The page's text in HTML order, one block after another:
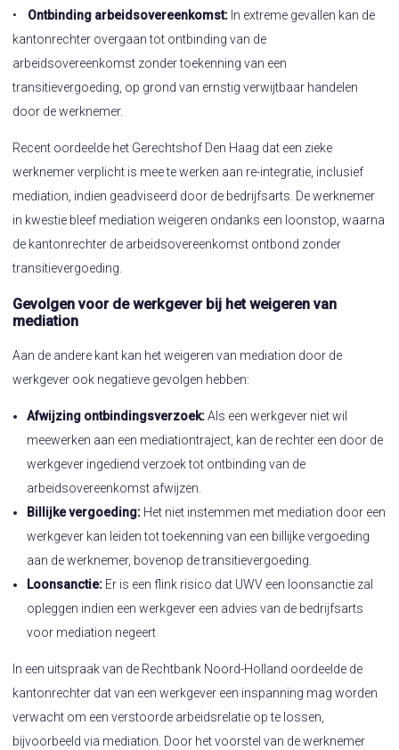
• Ontbinding arbeidsovereenkomst: In extreme gevallen kan de
kantonrechter overgaan tot ontbinding van de
arbeidsovereenkomst zonder toekenning van een
transitievergoeding, op grond van ernstig verwijtbaar handelen
door de werknemer.
Recent oordeelde het Gerechtshof Den Haag dat een zieke
werknemer verplicht is mee te werken aan re-integratie, inclusief
mediation, indien geadviseerd door de bedrijfsarts. De werknemer
in kwestie bleef mediation weigeren ondanks een loonstop, waarna
de kantonrechter de arbeidsovereenkomst ontbond zonder
transitievergoeding.
Gevolgen voor de werkgever bij het weigeren van
mediation
Aan de andere kant kan het weigeren van mediation door de
werkgever ook negatieve gevolgen hebben:
Afwijzing ontbindingsverzoek:Als een werkgever niet wil
meewerken aan een mediationtraject, kan de rechter een door de
werkgever ingediend verzoek tot ontbinding van de
arbeidsovereenkomst afwijzen.
Billijke vergoeding: Het niet instemmen met mediation door een
werkgever kan leiden tot toekenning van een billijke vergoeding
aan de werknemer, bovenop de transitievergoeding.
Loonsanctie: Er is een flink risico dat UWV een loonsanctie zal
opleggen indien een werkgever een advies van de bedrijfsarts
voor mediation negeert
In een uitspraak van de Rechtbank Noord-Holland oordeelde de
kantonrechter dat van een werkgever een inspanning mag worden
verwacht om een verstoorde arbeidsrelatie op te lossen,
bijvoorbeeld via mediation. Door het voorstel van de werknemer